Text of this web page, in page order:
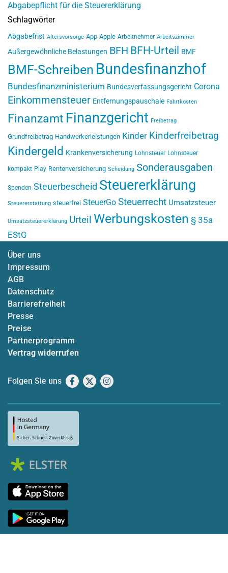
Abgabepflicht für die Steuererklärung
Schlagwörter
Abgabefrist Altersvorsorge App Apple Arbeitnehmer Arbeitszimmer
Außergewöhnliche Belastungen BFH BFH-Urteil BMF
BMF-Schreiben Bundesfinanzhof
Bundesfinanzministerium Bundesverfassungsgericht Corona
Einkommensteuer Entfernungspauschale Fahrtkosten
Finanzamt Finanzgericht Freibetrag
Grundfreibetrag Handwerkerleistungen Kinder Kinderfreibetrag
Kindergeld Krankenversicherung Lohnsteuer Lohnsteuer
kompakt Play Rentenversicherung Scheidung Sonderausgaben
Spenden Steuerbescheid Steuererklärung
Steuererstattung steuerfrei SteuerGo Steuerrecht Umsatzsteuer
Umsatzsteuererklärung Urteil Werbungskosten § 35a
EStG
Über uns
Impressum
AGB
Datenschutz
Barrierefreiheit
Presse
Preise
Partnerprogramm
Vertrag widerrufen
Folgen Sie uns Facebook
X Instagram